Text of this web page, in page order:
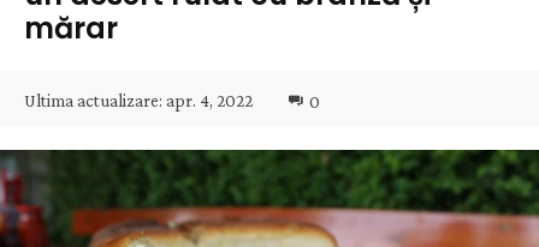
mărar
Ultima actualizare: apr. 4, 2022 0